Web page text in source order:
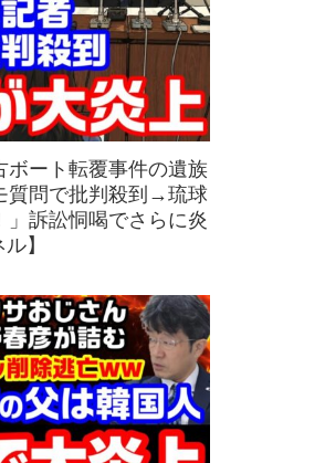
ボート転覆事件の遺族
質問で批判殺到→琉球
」訴訟恫喝でさらに炎
】